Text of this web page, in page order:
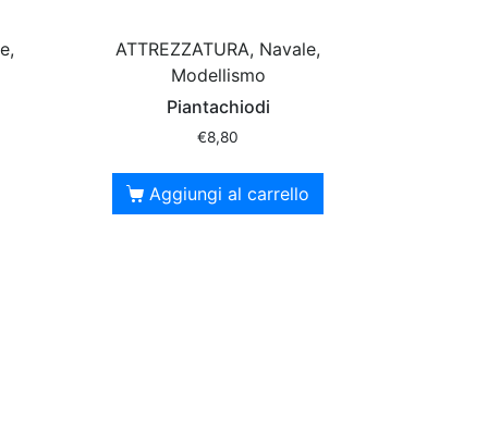
ATTREZZATURA, Navale,
Modellismo
Piantachiodi
€8,80
Aggiungi al carrello